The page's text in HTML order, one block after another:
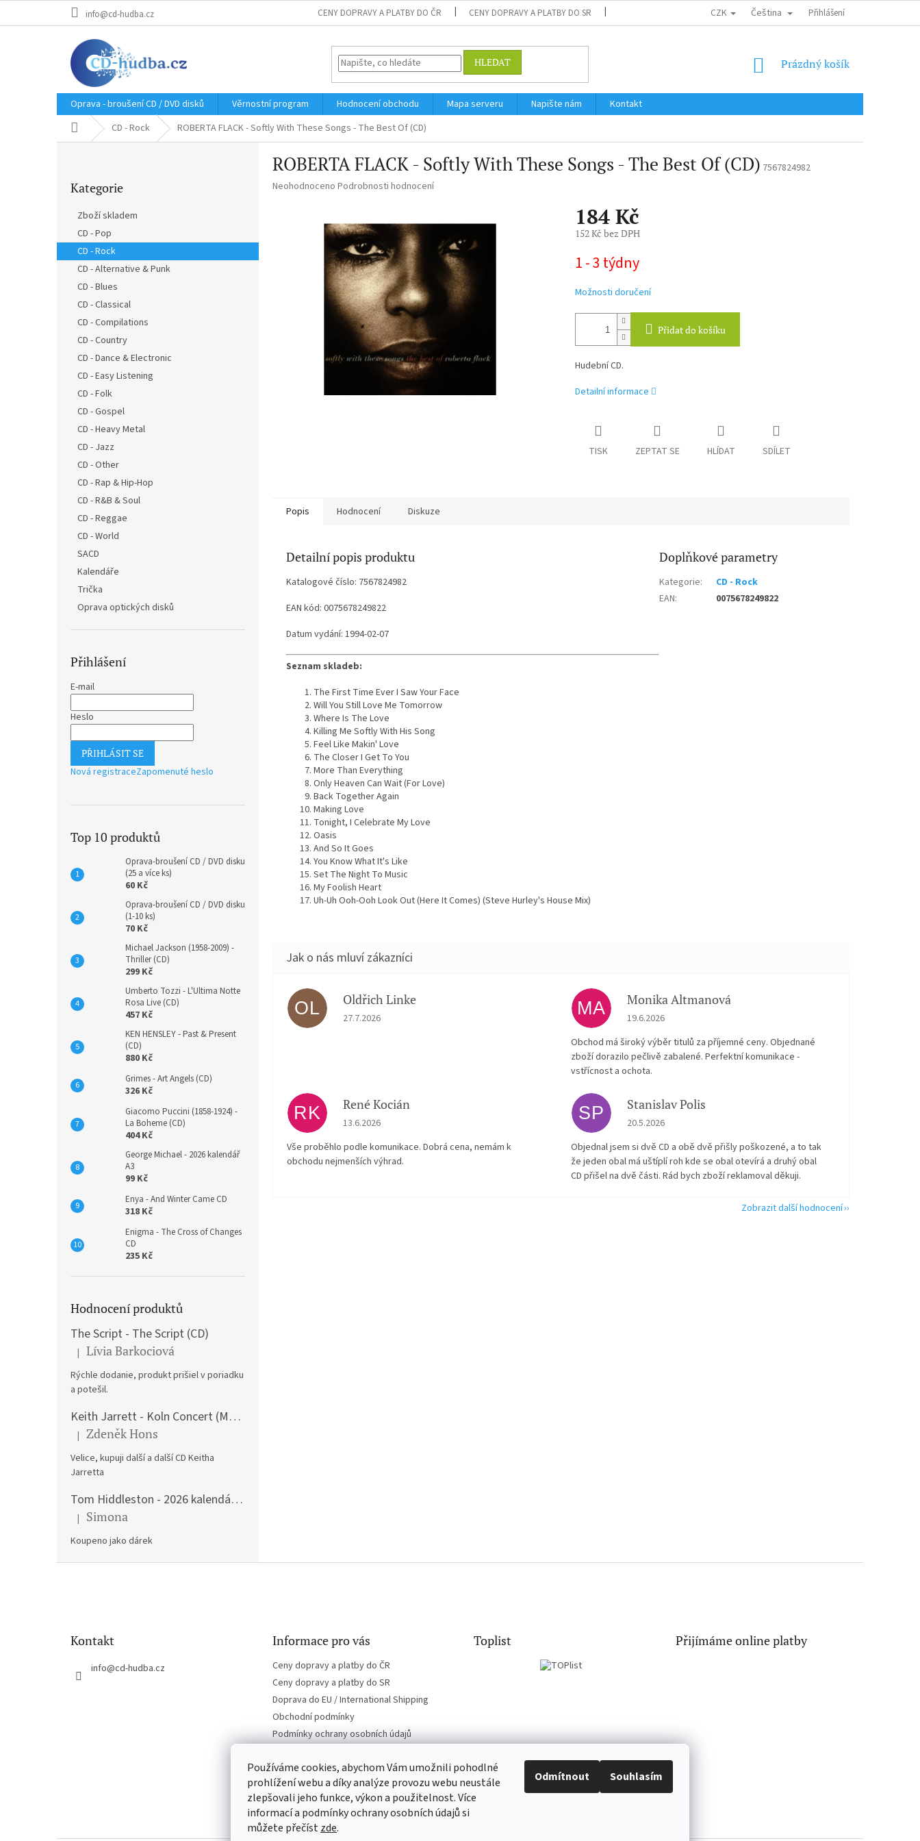
Používáme cookies, abychom Vám umožnili pohodlné
prohlížení webu a díky analýze provozu webu neustále
zlepšovali jeho funkce, výkon a použitelnost. Více
informací a podmínky ochrany osobních údajů si
můžete přečístzde.
Odmítnout Souhlasím
info@cd-hudba.cz CENY DOPRAVY A PLATBY DO ČR CENY DOPRAVY A PLATBY DO SR DOPRAVA DO EU / INTERNATIONAL SHIPPING OBCHODNÍ PODMÍNKY
CZK Čeština Přihlášení
HLEDAT
NÁKUPNÍ
Prázdný košík
Oprava - broušení CD / DVD disků Věrnostní program Hodnocení obchodu Mapa serveru Napište nám
Kontakt
Domů CD - Rock ROBERTA FLACK - Softly With These Songs - The Best Of (CD)
n
kategorie
Kategorie
Zboží skladem
CD - Pop
CD - Rock
CD - Alternative & Punk
CD - Blues
CD - Classical
CD - Compilations
CD - Country
CD - Dance & Electronic
CD - Easy Listening
CD - Folk
CD - Gospel
CD - Heavy Metal
CD - Jazz
CD - Other
CD - Rap & Hip-Hop
CD - R&B & Soul
CD - Reggae
CD - World
SACD
Kalendáře
Trička
Oprava optických disků
Přihlášení
E-mail
Heslo
PŘIHLÁSIT SE
Nová registraceZapomenuté heslo
Top 10 produktů
Oprava-broušení CD / DVD disku
(25 a více ks)
60 Kč
Oprava-broušení CD / DVD disku
(1-10 ks)
70 Kč
Michael Jackson (1958-2009) -
Thriller (CD)
299 Kč
Umberto Tozzi - L'Ultima Notte
Rosa Live (CD)
457 Kč
KEN HENSLEY - Past & Present
(CD)
880 Kč
Grimes - Art Angels (CD)
326 Kč
Giacomo Puccini (1858-1924) -
La Boheme (CD)
404 Kč
George Michael - 2026 kalendář
A3
99 Kč
Enya - And Winter Came CD
318 Kč
Enigma - The Cross of Changes
CD
235 Kč
Hodnocení produktů
The Script - The Script (CD)
Hodnocení produktu je 5 z 5 hvězdiček.
| Lívia Barkociová
Rýchle dodanie, produkt prišiel v poriadku
a potešil.
Keith Jarrett - Koln Concert (Music CD)
Hodnocení produktu je 5 z 5 hvězdiček.
| Zdeněk Hons
Velice, kupuji další a další CD Keitha
Jarretta
Tom Hiddleston - 2026 kalendář A3
Hodnocení produktu je 5 z 5 hvězdiček.
| Simona
Koupeno jako dárek
ROBERTA FLACK - Softly With These Songs - The Best Of (CD) 7567824982
Průměrné
Neohodnoceno Podrobnosti hodnocení
184 Kč
152 Kč bez DPH
cena:
1 - 3 týdny
Možnosti doručení
Přidat do košíku
Hudební CD.
Detailní informace
TISK ZEPTAT SE HLÍDAT SDÍLET
Popis Hodnocení Diskuze
Detailní popis produktu
Katalogové číslo: 7567824982
EAN kód: 0075678249822
Datum vydání: 1994-02-07
Seznam skladeb:
The First Time Ever I Saw Your Face
Will You Still Love Me Tomorrow
Where Is The Love
Killing Me Softly With His Song
Feel Like Makin' Love
The Closer I Get To You
More Than Everything
Only Heaven Can Wait (For Love)
Back Together Again
Making Love
Tonight, I Celebrate My Love
Oasis
And So It Goes
You Know What It's Like
Set The Night To Music
My Foolish Heart
Uh-Uh Ooh-Ooh Look Out (Here It Comes) (Steve Hurley's House Mix)
Doplňkové parametry
Kategorie:
CD - Rock
EAN: 0075678249822
OL Oldřich Linke
Hodnocení obchodu je 5 z 5 hvězdiček.
27.7.2026 MA Monika Altmanová
Hodnocení obchodu je 5 z 5 hvězdiček.
19.6.2026
Obchod má široký výběr titulů za příjemné ceny. Objednané
zboží dorazilo pečlivě zabalené. Perfektní komunikace -
vstřícnost a ochota.
RK René Kocián
Hodnocení obchodu je 5 z 5 hvězdiček.
13.6.2026
Vše proběhlo podle komunikace. Dobrá cena, nemám k
obchodu nejmenších výhrad.
SP Stanislav Polis
Hodnocení obchodu je 2 z 5 hvězdiček.
20.5.2026
Objednal jsem si dvě CD a obě dvě přišly poškozené, a to tak
že jeden obal má uštíplí roh kde se obal otevírá a druhý obal
CD přišel na dvě části. Rád bych zboží reklamoval děkuji.
Zobrazit další hodnocení
Kontakt
info@cd-hudba.cz
Informace pro vás
Ceny dopravy a platby do ČR
Ceny dopravy a platby do SR
Doprava do EU / International Shipping
Obchodní podmínky
Podmínky ochrany osobních údajů
Toplist Přijímáme online platby
EN-filmy.cz CD-Soundtrack.cz